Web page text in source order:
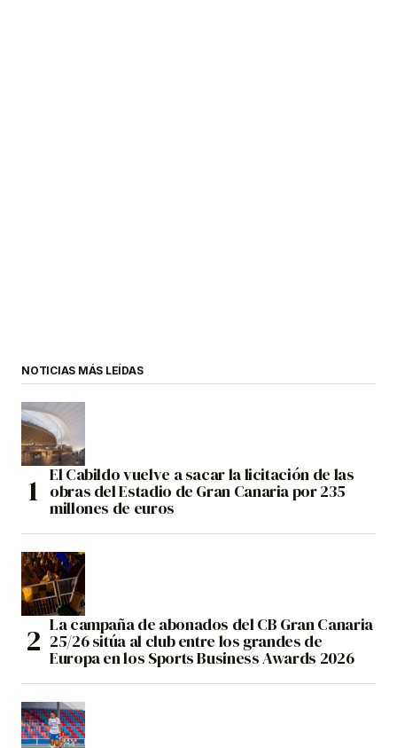
NOTICIAS MÁS LEÍDAS
El Cabildo vuelve a sacar la licitación de las
obras del Estadio de Gran Canaria por 235
millones de euros
La campaña de abonados del CB Gran Canaria
25/26 sitúa al club entre los grandes de
Europa en los Sports Business Awards 2026